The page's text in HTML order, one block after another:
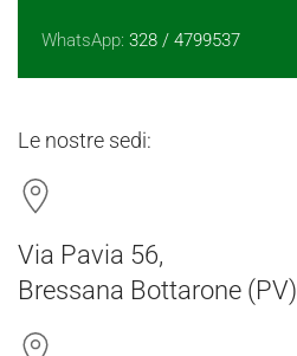
WhatsApp: 328 / 4799537
Le nostre sedi:
Via Pavia 56,
Bressana Bottarone (PV)